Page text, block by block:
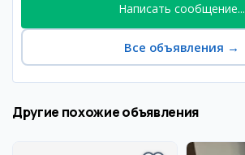
Написать сообщение...
Все объявления →
Другие похожие объявления